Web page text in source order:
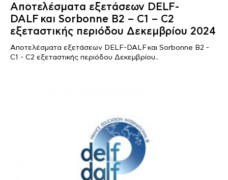
Αποτελέσματα εξετάσεων DELF-
DALF και Sorbonne B2 – C1 – C2
εξεταστικής περιόδου Δεκεμβρίου 2024
Αποτελέσματα εξετάσεων DELF-DALF και Sorbonne B2 -
C1 - C2 εξεταστικής περιόδου Δεκεμβρίου..